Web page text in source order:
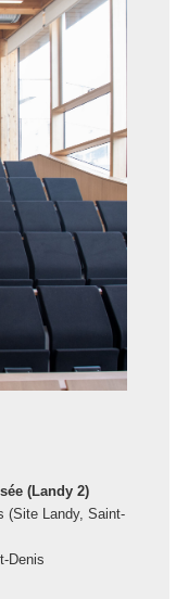
(Landy 2)
(Site Landy, Saint-
Denis